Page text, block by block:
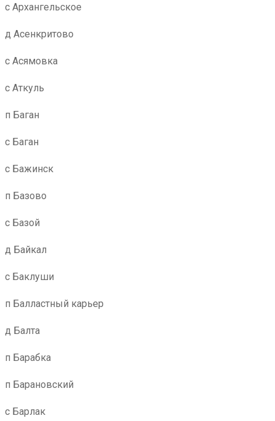
с Архангельское
д Асенкритово
с Асямовка
с Аткуль
п Баган
с Баган
с Бажинск
п Базово
с Базой
д Байкал
с Баклуши
п Балластный карьер
д Балта
п Барабка
п Барановский
с Барлак